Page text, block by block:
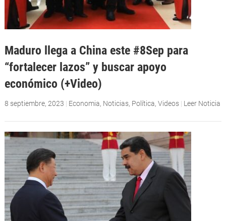
Maduro llega a China este #8Sep para
“fortalecer lazos” y buscar apoyo
económico (+Video)
8 septiembre, 2023 | Economia, Noticias, Política, Videos | Leer Noticia